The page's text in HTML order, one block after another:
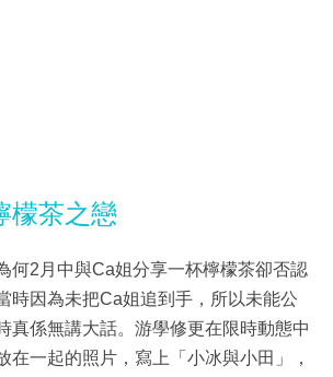
檬茶之戀
何2月中與Ca姐分享一杯檸檬茶卻否認
時因為未把Ca姐追到手，所以未能公
真係無講大話。游學修更在限時動態中
在一起的照片，寫上「小冰與小田」，